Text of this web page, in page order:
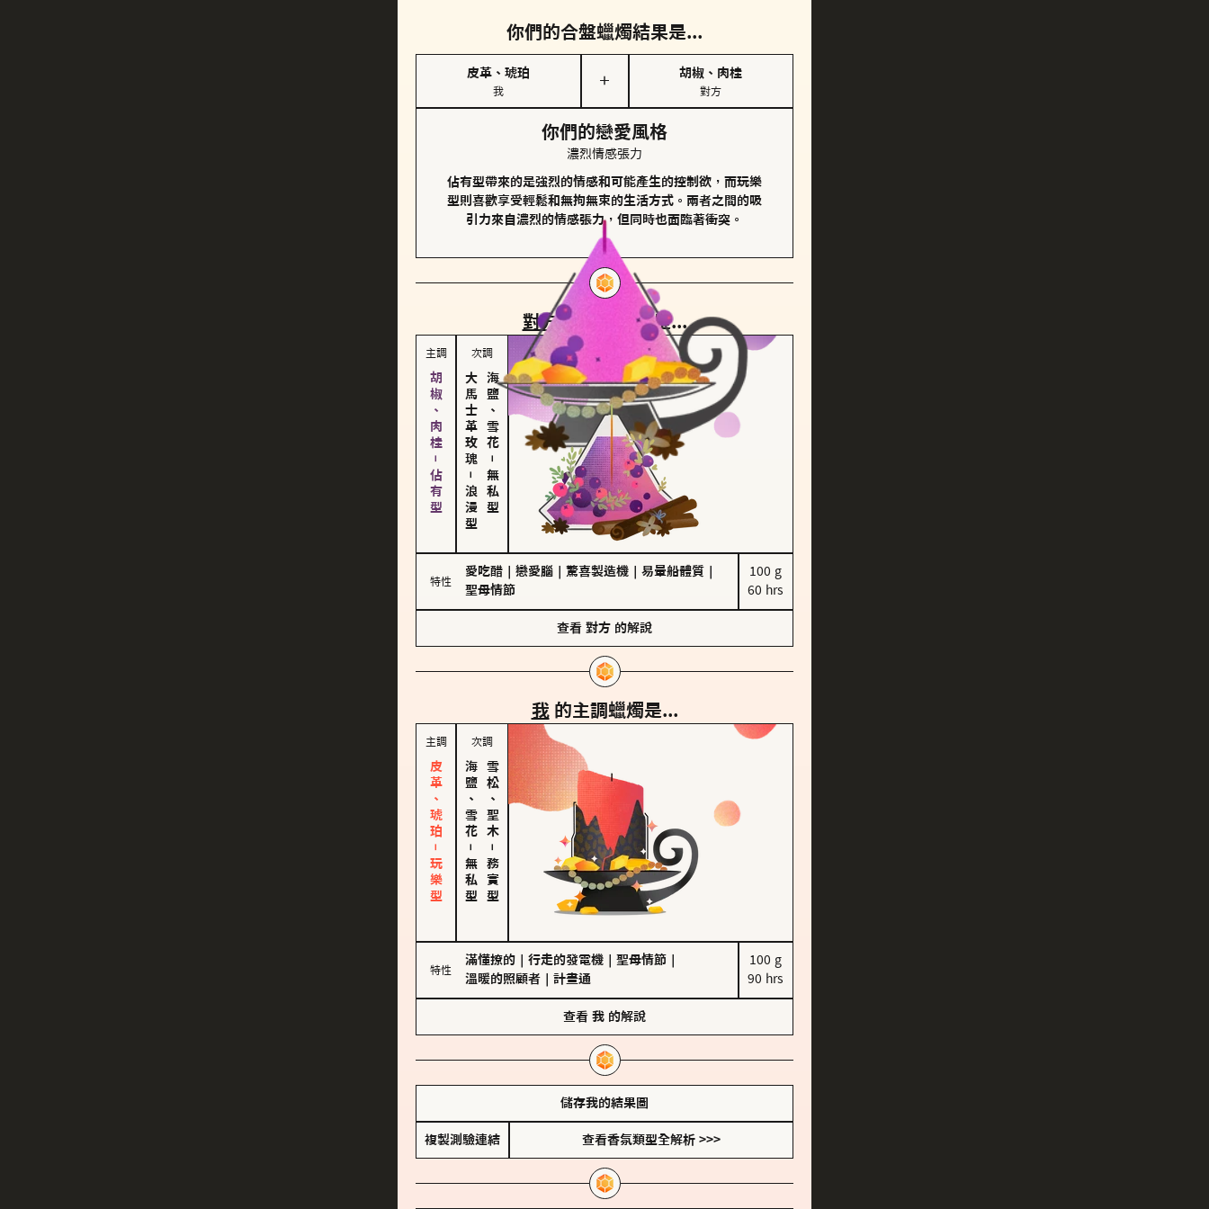
你們的合盤蠟燭結果是...
皮革、琥珀
我
＋
胡椒、肉桂
對方
你們的戀愛風格
濃烈情感張力
佔有型帶來的是強烈的情感和可能產生的控制欲，而玩樂
型則喜歡享受輕鬆和無拘無束的生活方式。兩者之間的吸
引力來自濃烈的情感張力，但同時也面臨著衝突。
對方的主調蠟燭是...
主調
胡椒、肉桂－佔有型
次調
大馬士革玫瑰
－
浪漫型
海鹽、雪花
－
無私型
特性
愛吃醋 戀愛腦 驚喜製造機 易暈船體質
聖母情節
100 g
60 hrs
查看 對方 的解說
我 的主調蠟燭是...
主調
皮革、琥珀－玩樂型
次調
海鹽、雪花
－
無私型
雪松、聖木
－
務實型
特性
滿懂撩的 行走的發電機 聖母情節
溫暖的照顧者
計畫通
100 g
90 hrs
查看 我 的解說
儲存我的結果圖
複製測驗連結 查看香氛類型全解析 >>>